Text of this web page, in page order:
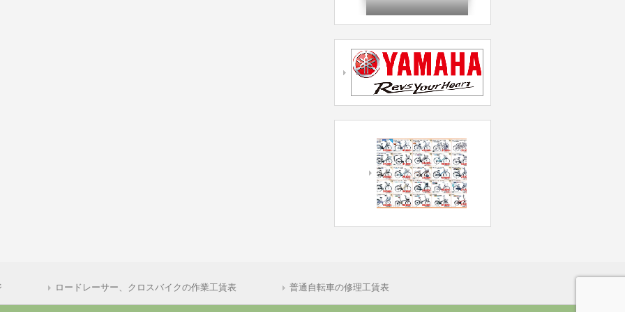
ロードレーサー、クロスバイクの作業工賃表 普通自転車の修理工賃表